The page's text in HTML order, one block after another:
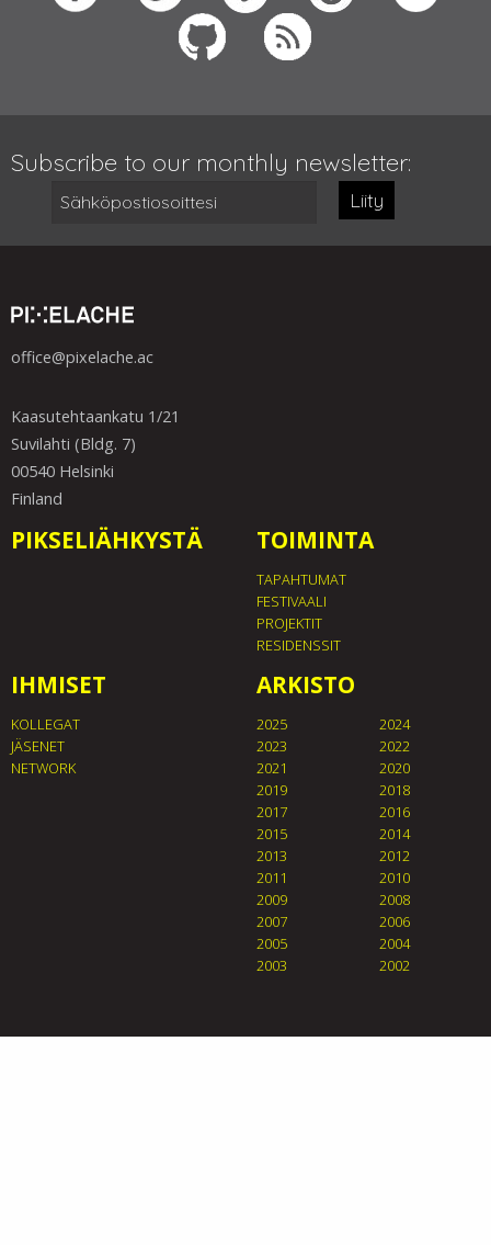
Subscribe to our monthly newsletter:
Liity
office@pixelache.ac
Kaasutehtaankatu 1/21
Suvilahti (Bldg. 7)
00540 Helsinki
Finland
PIKSELIÄHKYSTÄ TOIMINTA
TAPAHTUMAT
FESTIVAALI
PROJEKTIT
RESIDENSSIT
IHMISET
KOLLEGAT
JÄSENET
NETWORK
ARKISTO
2025
2024
2023
2022
2021
2020
2019
2018
2017
2016
2015
2014
2013
2012
2011
2010
2009
2008
2007
2006
2005
2004
2003
2002